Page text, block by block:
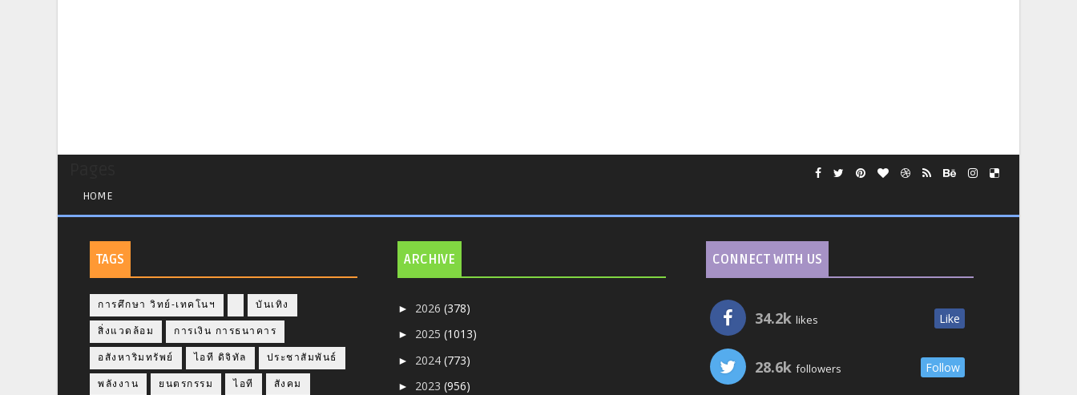
HOME
TAGS
การศึกษา วิทย์-เทคโนฯ บันเทิง
สิ่งแวดล้อม การเงิน การธนาคาร
อสังหาริมทรัพย์ ไอที ดิจิทัล ประชาสัมพันธ์
พลังงาน ยนตรกรรม ไอที สังคม
ARCHIVE
► 2026(378)
► 2025(1013)
► 2024(773)
► 2023(956)
CONNECT WITH US
34.2k likes Like
28.6k followers Follow